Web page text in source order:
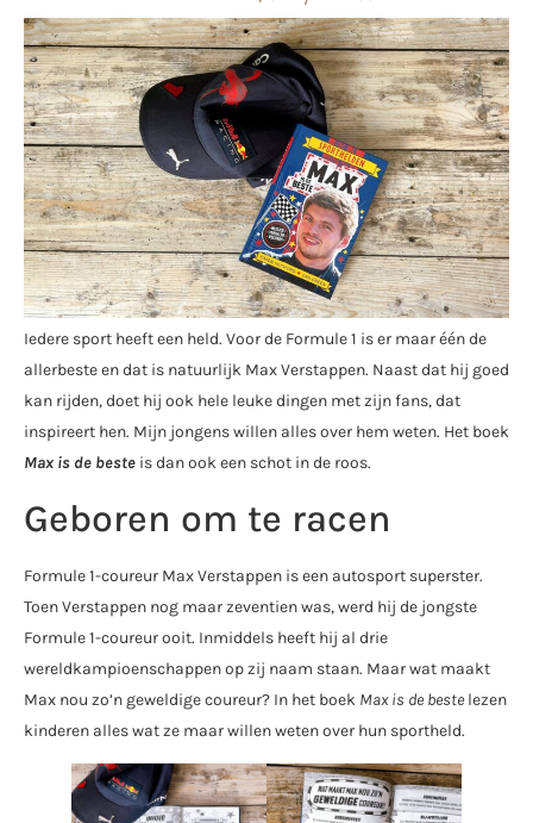
Iedere sport heeft een held. Voor de Formule 1 is er maar één de
allerbeste en dat is natuurlijk Max Verstappen. Naast dat hij goed
kan rijden, doet hij ook hele leuke dingen met zijn fans, dat
inspireert hen. Mijn jongens willen alles over hem weten. Het boek
Max is de beste is dan ook een schot in de roos.
Geboren om te racen
Formule 1-coureur Max Verstappen is een autosport superster.
Toen Verstappen nog maar zeventien was, werd hij de jongste
Formule 1-coureur ooit. Inmiddels heeft hij al drie
wereldkampioenschappen op zij naam staan. Maar wat maakt
Max nou zo’n geweldige coureur? In het boek Max is de bestelezen
kinderen alles wat ze maar willen weten over hun sportheld.